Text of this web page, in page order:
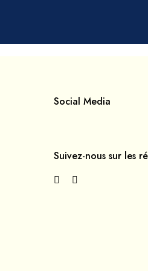
Social Media
Suivez-nous sur les